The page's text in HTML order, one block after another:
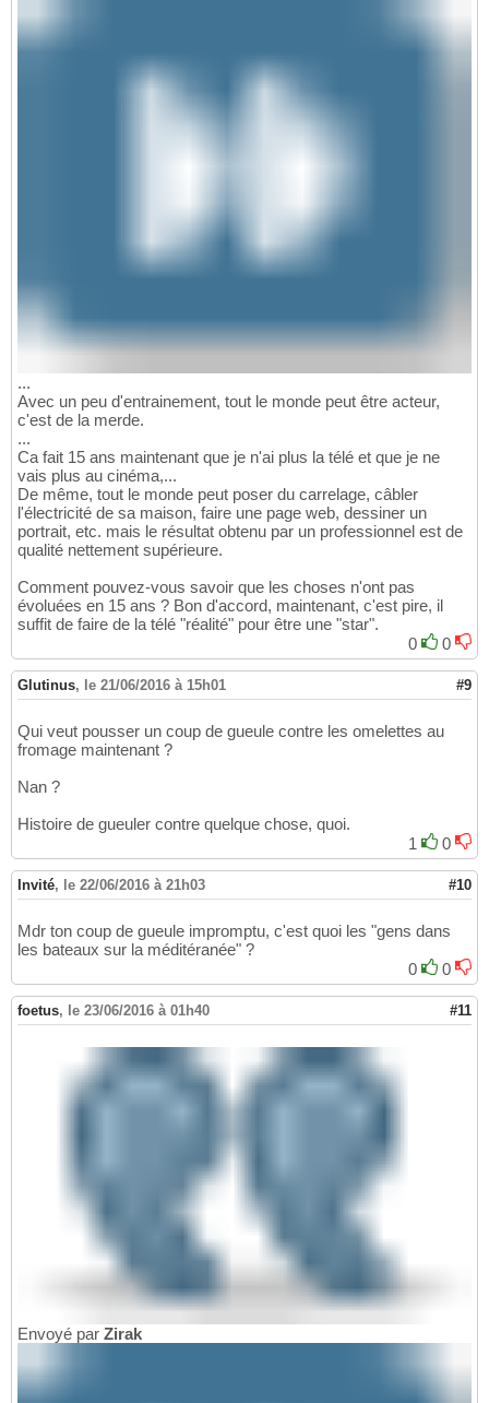
...
Avec un peu d'entrainement, tout le monde peut être acteur,
c'est de la merde.
...
Ca fait 15 ans maintenant que je n'ai plus la télé et que je ne
vais plus au cinéma,...
De même, tout le monde peut poser du carrelage, câbler
l'électricité de sa maison, faire une page web, dessiner un
portrait, etc. mais le résultat obtenu par un professionnel est de
qualité nettement supérieure.
Comment pouvez-vous savoir que les choses n'ont pas
évoluées en 15 ans ? Bon d'accord, maintenant, c'est pire, il
suffit de faire de la télé "réalité" pour être une "star".
0
0
Glutinus, le 21/06/2016 à 15h01 #9
Qui veut pousser un coup de gueule contre les omelettes au
fromage maintenant ?
Nan ?
Histoire de gueuler contre quelque chose, quoi.
1
0
Invité, le 22/06/2016 à 21h03 #10
Mdr ton coup de gueule impromptu, c'est quoi les "gens dans
les bateaux sur la méditéranée" ?
0
0
foetus, le 23/06/2016 à 01h40 #11
Envoyé par Zirak